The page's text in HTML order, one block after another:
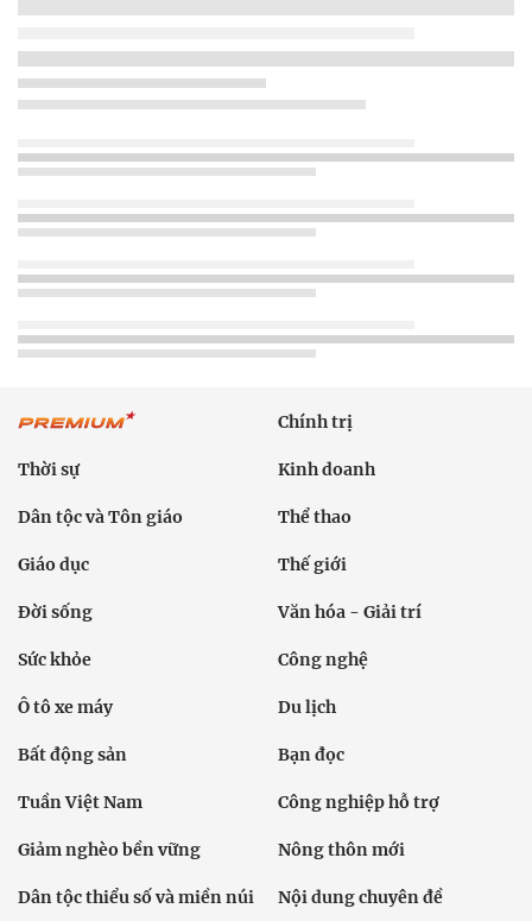
Chính trị
Thời sự Kinh doanh
Dân tộc và Tôn giáo Thể thao
Giáo dục Thế giới
Đời sống Văn hóa - Giải trí
Sức khỏe Công nghệ
Ô tô xe máy Du lịch
Bất động sản Bạn đọc
Tuần Việt Nam Công nghiệp hỗ trợ
Giảm nghèo bền vững Nông thôn mới
Dân tộc thiểu số và miền núi Nội dung chuyên đề